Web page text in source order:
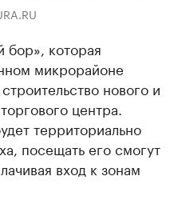
бор», которая
микрорайоне
нового и
центра.
территориально
посещать его смогут
вход к зонам